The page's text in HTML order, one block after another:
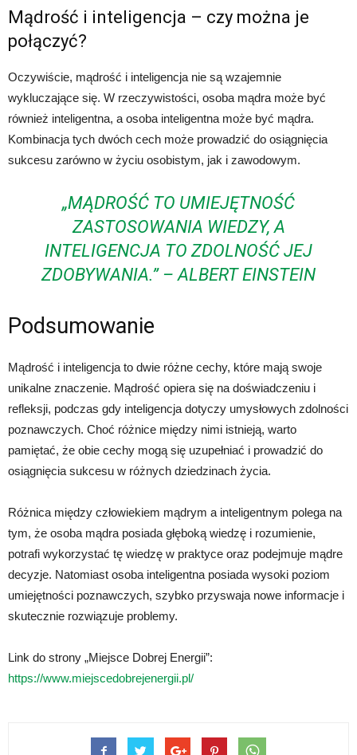
Mądrość i inteligencja – czy można je
połączyć?
Oczywiście, mądrość i inteligencja nie są wzajemnie
wykluczające się. W rzeczywistości, osoba mądra może być
również inteligentna, a osoba inteligentna może być mądra.
Kombinacja tych dwóch cech może prowadzić do osiągnięcia
sukcesu zarówno w życiu osobistym, jak i zawodowym.
„MĄDROŚĆ TO UMIEJĘTNOŚĆ
ZASTOSOWANIA WIEDZY, A
INTELIGENCJA TO ZDOLNOŚĆ JEJ
ZDOBYWANIA.” – ALBERT EINSTEIN
Podsumowanie
Mądrość i inteligencja to dwie różne cechy, które mają swoje
unikalne znaczenie. Mądrość opiera się na doświadczeniu i
refleksji, podczas gdy inteligencja dotyczy umysłowych zdolności
poznawczych. Choć różnice między nimi istnieją, warto
pamiętać, że obie cechy mogą się uzupełniać i prowadzić do
osiągnięcia sukcesu w różnych dziedzinach życia.
Różnica między człowiekiem mądrym a inteligentnym polega na
tym, że osoba mądra posiada głęboką wiedzę i rozumienie,
potrafi wykorzystać tę wiedzę w praktyce oraz podejmuje mądre
decyzje. Natomiast osoba inteligentna posiada wysoki poziom
umiejętności poznawczych, szybko przyswaja nowe informacje i
skutecznie rozwiązuje problemy.
Link do strony „Miejsce Dobrej Energii”:
https://www.miejscedobrejenergii.pl/